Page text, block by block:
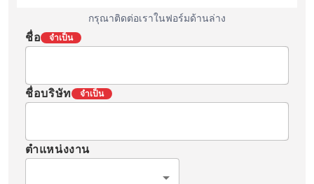
ที่ช่วยป้องกันฝุ่นละออง
ทนทานที่ยอดเยี่ยม ! ลู
ฟันจับได้ด้วยตนเอง จึ
กรุณาติดต่อเราในฟอร์มด้านล่าง
ชื่อ จำเป็น
ชื่อบริษัท จำเป็น
ตำแหน่งงาน